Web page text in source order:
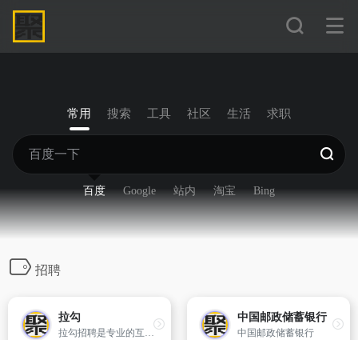
常用 搜索 工具 社区 生活 求职
百度 Google 站内 淘宝 Bing
招聘
拉勾
拉勾招聘是专业的互联网求职招聘网站。致力于提供真实可靠的互联网岗位求职招聘找工作信息，拥有海量的互联网人才储备，互联网行业找工作就上拉勾招聘，值得信赖的求职招聘网站。
中国邮政储蓄银行
中国邮政储蓄银行